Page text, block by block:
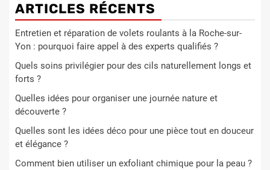
ARTICLES RÉCENTS
Entretien et réparation de volets roulants à la Roche-sur-
Yon : pourquoi faire appel à des experts qualifiés ?
Quels soins privilégier pour des cils naturellement longs et
forts ?
Quelles idées pour organiser une journée nature et
découverte ?
Quelles sont les idées déco pour une pièce tout en douceur
et élégance ?
Comment bien utiliser un exfoliant chimique pour la peau ?